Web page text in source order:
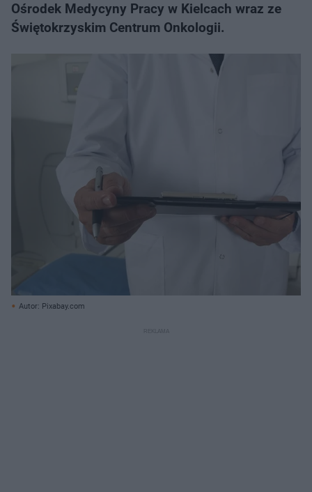
Ośrodek Medycyny Pracy w Kielcach wraz ze
Świętokrzyskim Centrum Onkologii.
Autor: Pixabay.com